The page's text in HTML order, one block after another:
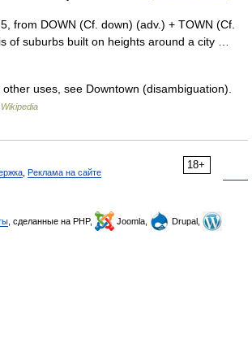
from DOWN (Cf. down) (adv.) + TOWN (Cf.
of suburbs built on heights around a city …
uses, see Downtown (disambiguation).
Wikipedia
18+
Реклама на сайте
, сделанные на PHP, Joomla,
Drupal,